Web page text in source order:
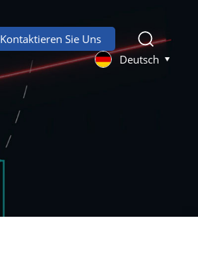
Kontaktieren Sie Uns
Deutsch